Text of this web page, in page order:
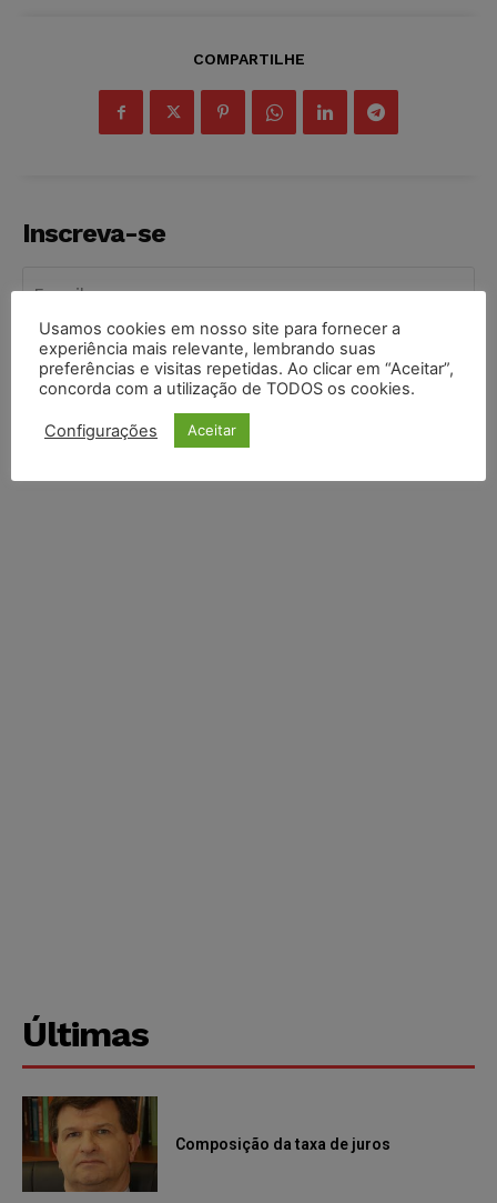
COMPARTILHE
Inscreva-se
INSCREVER
Política de Privacidade
Últimas
Composição da taxa de juros
Usamos cookies em nosso site para fornecer a
experiência mais relevante, lembrando suas
preferências e visitas repetidas. Ao clicar em “Aceitar”,
concorda com a utilização de TODOS os cookies.
Configurações Aceitar